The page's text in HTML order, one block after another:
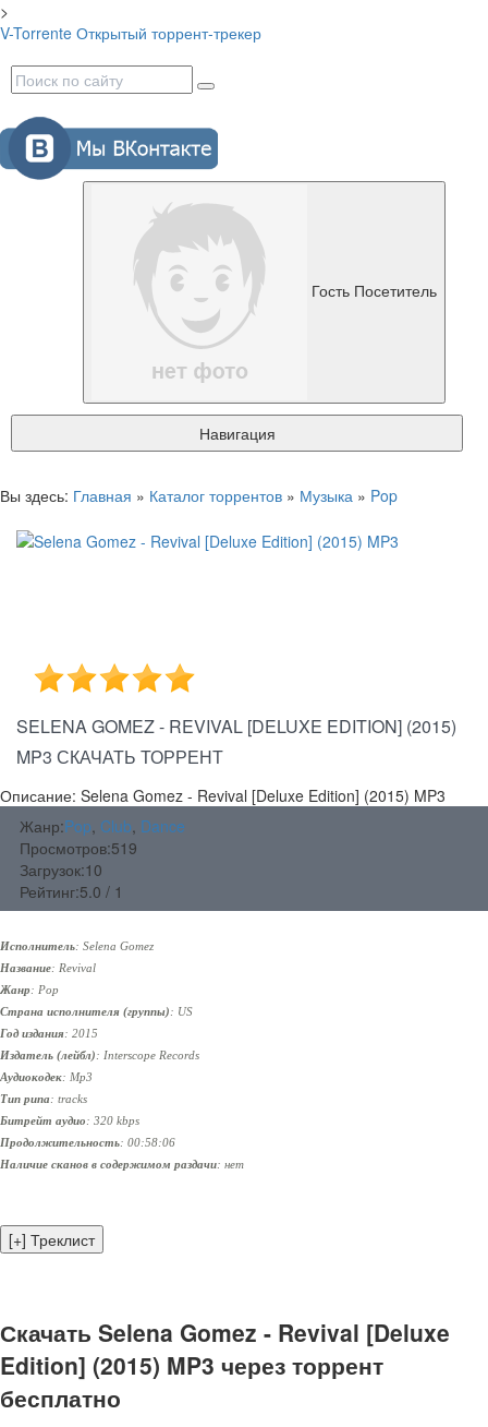
>
V-Torrente Открытый торрент-трекер
Гость Посетитель
Навигация
Вы здесь: Главная » Каталог торрентов » Музыка » Pop
SELENA GOMEZ - REVIVAL [DELUXE EDITION] (2015)
MP3 СКАЧАТЬ ТОРРЕНТ
Описание: Selena Gomez - Revival [Deluxe Edition] (2015) MP3
Жанр:Pop, Club, Dance
Просмотров:519
Загрузок:10
Рейтинг:5.0 / 1
Исполнитель: Selena Gomez
Название: Revival
Жанр: Pop
Страна исполнителя (группы): US
Год издания: 2015
Издатель (лейбл): Interscope Records
Аудиокодек: Mp3
Тип рипа: tracks
Битрейт аудио: 320 kbps
Продолжительность: 00:58:06
Наличие сканов в содержимом раздачи: нет
Скачать Selena Gomez - Revival [Deluxe
Edition] (2015) MP3 через торрент
бесплатно